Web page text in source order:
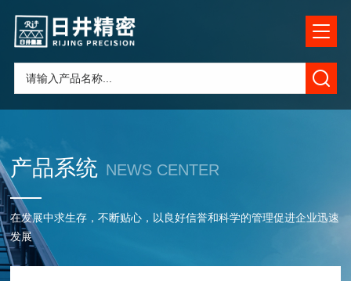
产品系统 NEWS CENTER
在发展中求生存，不断贴心，以良好信誉和科学的管理促进企业迅速
发展